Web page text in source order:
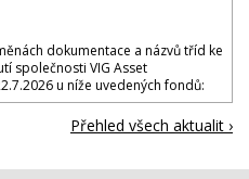
dokumentace a názvů tříd ke
společnosti VIG Asset
u níže uvedených fondů:
Přehled všech aktualit ›